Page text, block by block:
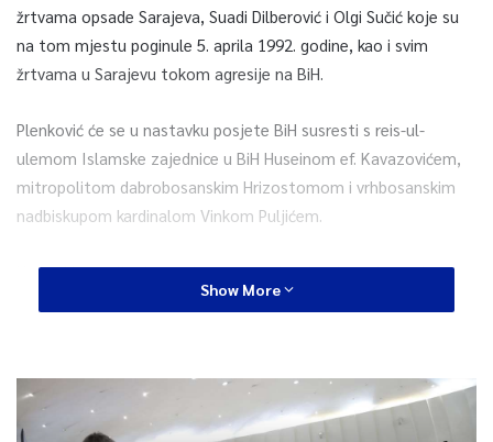
žrtvama opsade Sarajeva, Suadi Dilberović i Olgi Sučić koje su
na tom mjestu poginule 5. aprila 1992. godine, kao i svim
žrtvama u Sarajevu tokom agresije na BiH.
Plenković će se u nastavku posjete BiH susresti s reis-ul-
ulemom Islamske zajednice u BiH Huseinom ef. Kavazovićem,
mitropolitom dabrobosanskim Hrizostomom i vrhbosanskim
nadbiskupom kardinalom Vinkom Puljićem.
Hrvatski premijer jutros je svečano dočekan ispred zgrade
državnih institucija u Sarajevu, nakon čega je održan sastanak
0
Show More